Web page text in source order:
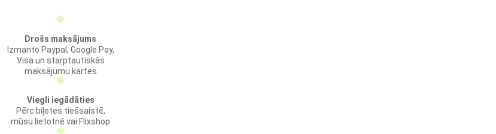
Drošs maksājums
Izmanto Paypal, Google Pay,
Visa un starptautiskās
maksājumu kartes
Viegli iegādāties
Pērc biļetes tiešsaistē,
mūsu lietotnē vai Flixshop